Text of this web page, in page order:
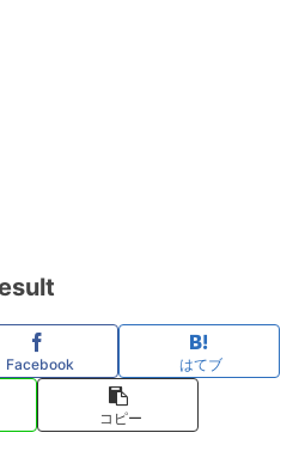
Facebook はてブ
コピー